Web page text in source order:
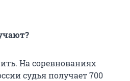
На соревнованиях
судья получает 700